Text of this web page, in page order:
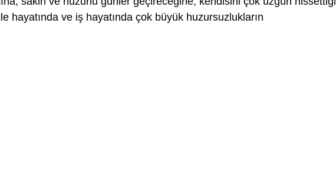
hayatında ve iş hayatında çok büyük huzursuzlukların